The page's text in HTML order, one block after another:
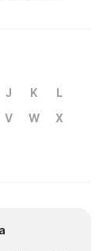
J K
L
V W
X